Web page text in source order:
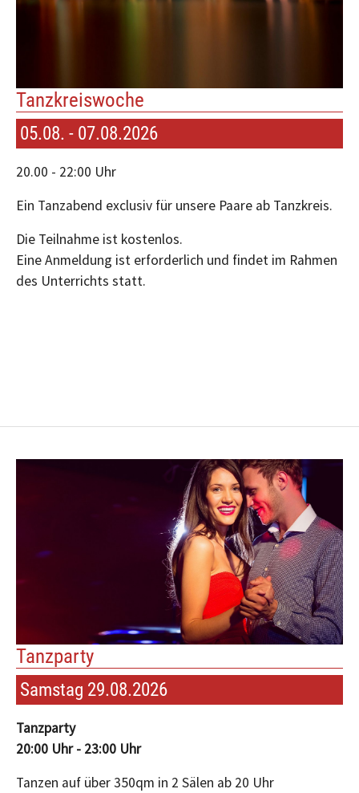
Tanzkreiswoche
05.08. - 07.08.2026
20.00 - 22:00 Uhr
Ein Tanzabend exclusiv für unsere Paare ab Tanzkreis.
Die Teilnahme ist kostenlos.
Eine Anmeldung ist erforderlich und findet im Rahmen
des Unterrichts statt.
Tanzparty
Samstag 29.08.2026
Tanzparty
20:00 Uhr - 23:00 Uhr
Tanzen auf über 350qm in 2 Sälen ab 20 Uhr